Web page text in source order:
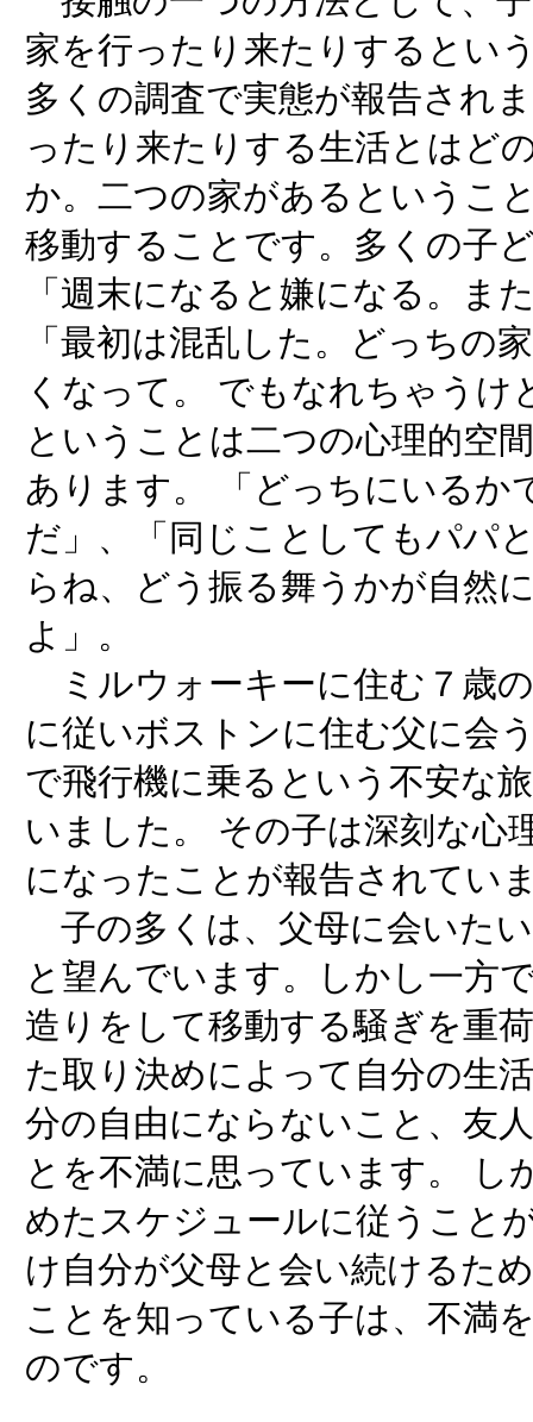
家を行ったり来たりするとい
多くの調査で実態が報告され
ったり来たりする生活とはど
か。二つの家があるというこ
移動することです。多くの子
「週末になると嫌になる。ま
「最初は混乱した。どっちの
くなって。 でもなれちゃうけ
ということは二つの心理的空
あります。 「どっちにいるか
だ」、「同じことしてもパパ
らね、どう振る舞うかが自然
よ」。
ミルウォーキーに住む７歳
に従いボストンに住む父に会
で飛行機に乗るという不安な
いました。 その子は深刻な心
になったことが報告されてい
子の多くは、父母に会いた
と望んでいます。しかし一方
造りをして移動する騒ぎを重
た取り決めによって自分の生
分の自由にならないこと、友
とを不満に思っています。 し
めたスケジュールに従うこと
け自分が父母と会い続けるた
ことを知っている子は、不満
のです。